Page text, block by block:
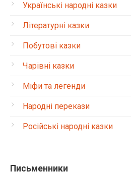
Українські народні казки
Літературні казки
Побутові казки
Чарівні казки
Міфи та легенди
Народні перекази
Російські народні казки
Письменники